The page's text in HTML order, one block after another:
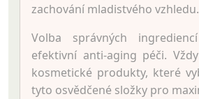
zachování mladistvého vzhledu.
Volba správných
efektivní anti-aging péči.
kosmetické produkty, které
tyto osvědčené složky pro